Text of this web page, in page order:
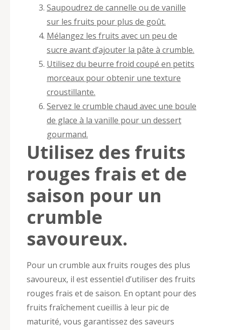
Saupoudrez de cannelle ou de vanille
sur les fruits pour plus de goût.
Mélangez les fruits avec un peu de
sucre avant d’ajouter la pâte à crumble.
Utilisez du beurre froid coupé en petits
morceaux pour obtenir une texture
croustillante.
Servez le crumble chaud avec une boule
de glace à la vanille pour un dessert
gourmand.
Utilisez des fruits
rouges frais et de
saison pour un
crumble
savoureux.
Pour un crumble aux fruits rouges des plus
savoureux, il est essentiel d’utiliser des fruits
rouges frais et de saison. En optant pour des
fruits fraîchement cueillis à leur pic de
maturité, vous garantissez des saveurs